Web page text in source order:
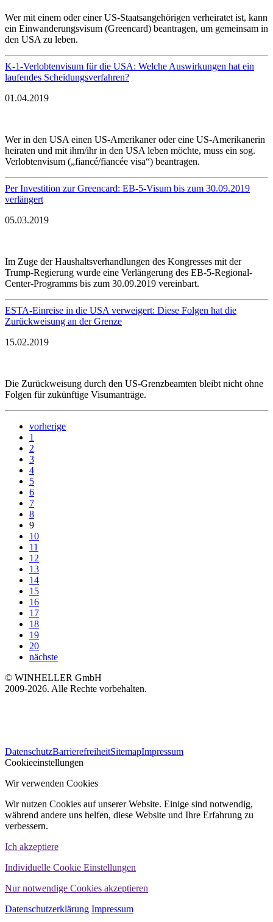
Wer mit einem oder einer US-Staatsangehörigen verheiratet ist, kann
ein Einwanderungsvisum (Greencard) beantragen, um gemeinsam in
den USA zu leben.
K-1-Verlobtenvisum für die USA: Welche Auswirkungen hat ein
laufendes Scheidungsverfahren?
01.04.2019
Wer in den USA einen US-Amerikaner oder eine US-Amerikanerin
heiraten und mit ihm/ihr in den USA leben möchte, muss ein sog.
Verlobtenvisum („fiancé/fiancée visa“) beantragen.
Per Investition zur Greencard: EB-5-Visum bis zum 30.09.2019
verlängert
05.03.2019
Im Zuge der Haushaltsverhandlungen des Kongresses mit der
Trump-Regierung wurde eine Verlängerung des EB-5-Regional-
Center-Programms bis zum 30.09.2019 vereinbart.
ESTA-Einreise in die USA verweigert: Diese Folgen hat die
Zurückweisung an der Grenze
15.02.2019
Die Zurückweisung durch den US-Grenzbeamten bleibt nicht ohne
Folgen für zukünftige Visumanträge.
vorherige
1
2
3
4
5
6
7
8
9
10
11
12
13
14
15
16
17
18
19
20
nächste
© WINHELLER GmbH
2009-2026. Alle Rechte vorbehalten.
WINHELLER GmbH
DatenschutzBarrierefreiheitSitemapImpressum
Cookieeinstellungen
Wir verwenden Cookies
Wir nutzen Cookies auf unserer Website. Einige sind notwendig,
während andere uns helfen, diese Website und Ihre Erfahrung zu
verbessern.
Ich akzeptiere
Individuelle Cookie Einstellungen
Nur notwendige Cookies akzeptieren
Datenschutzerklärung Impressum